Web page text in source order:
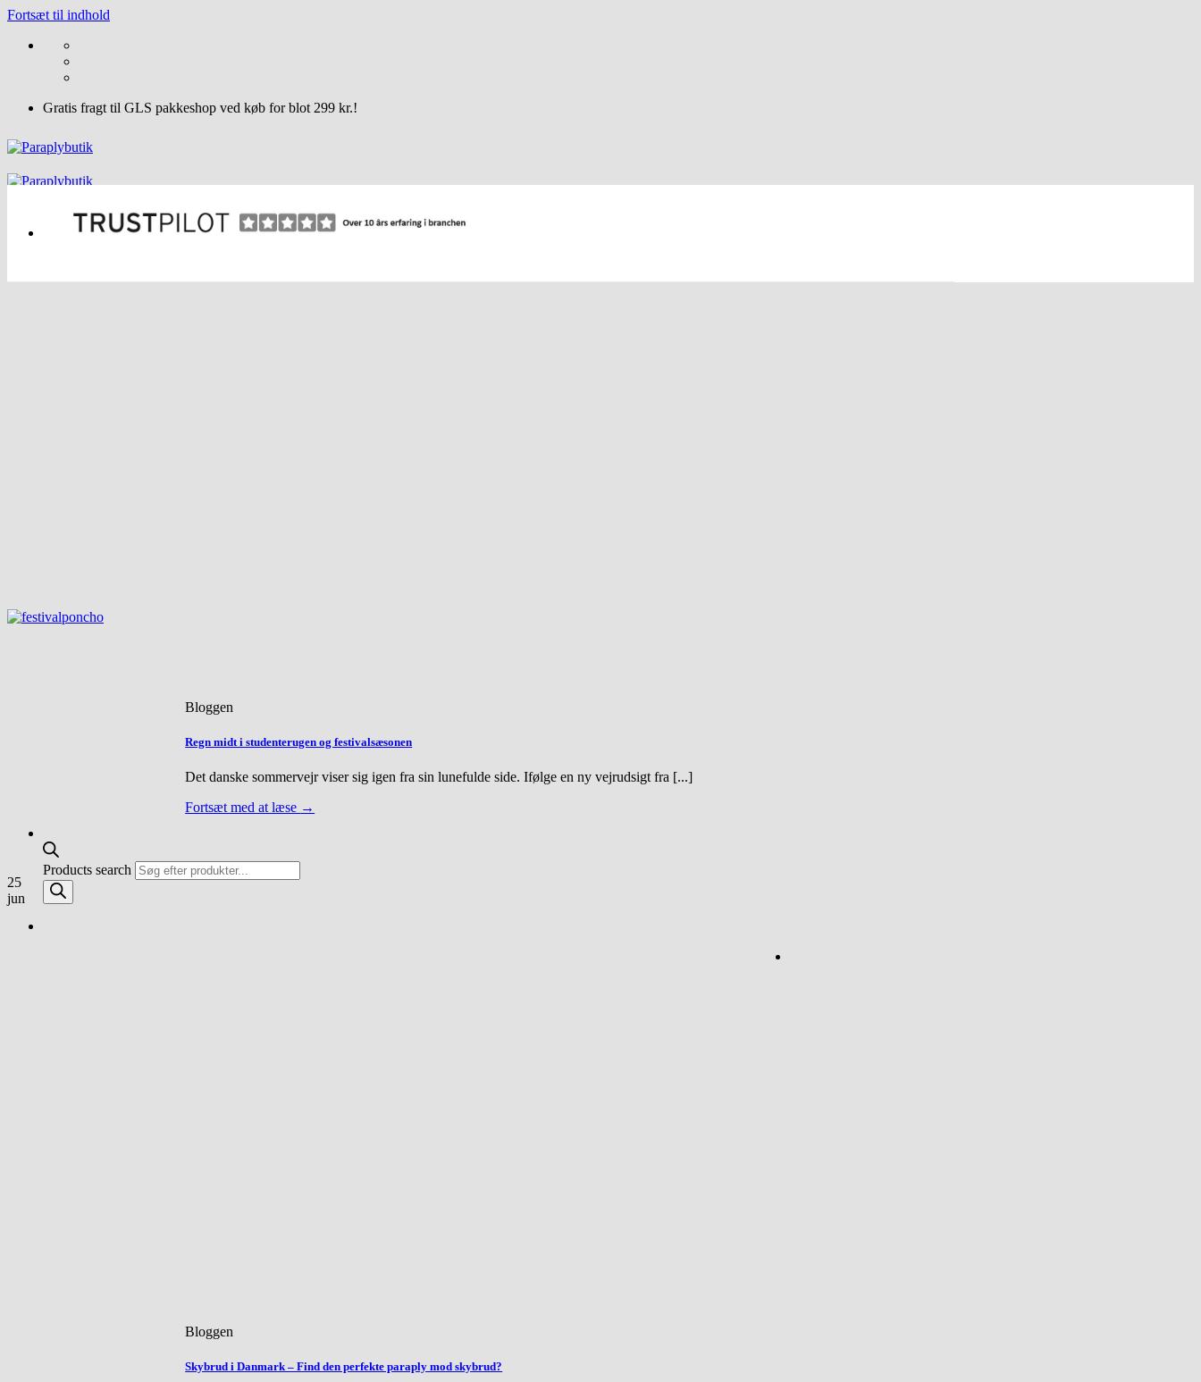
Fortsæt til indhold
Gratis fragt til GLS pakkeshop ved køb for blot 299 kr.!
Products search
Bloggen
Regn midt i studenterugen og festivalsæsonen
Det danske sommervejr viser sig igen fra sin lunefulde side. Ifølge en ny vejrudsigt fra [...]
Fortsæt med at læse →
25
jun
Bloggen
Skybrud i Danmark – Find den perfekte paraply mod skybrud?